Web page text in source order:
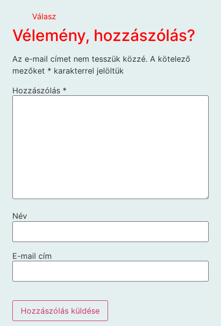
Válasz
Vélemény, hozzászólás?
Az e-mail címet nem tesszük közzé. A kötelező
mezőket * karakterrel jelöltük
Hozzászólás *
Név
E-mail cím